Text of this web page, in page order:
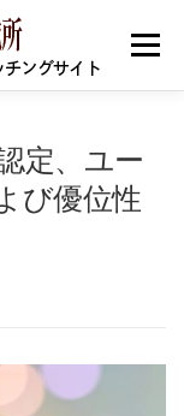
メニュー
資格
定、ユー
び優位性